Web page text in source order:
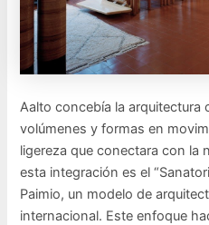
Aalto concebía la arquitectura
volúmenes y formas en
ligereza que conectara con la
esta integración es el
Paimio, un modelo de
internacional. Este enfoque